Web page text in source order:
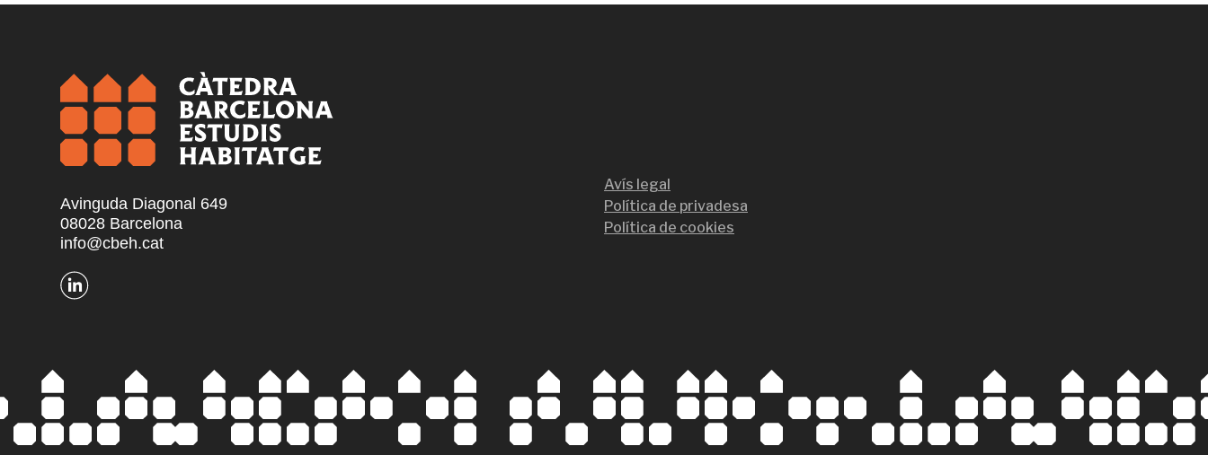
Avinguda Diagonal 649
08028 Barcelona
info@cbeh.cat
Avís legal
Política de privadesa
Política de cookies